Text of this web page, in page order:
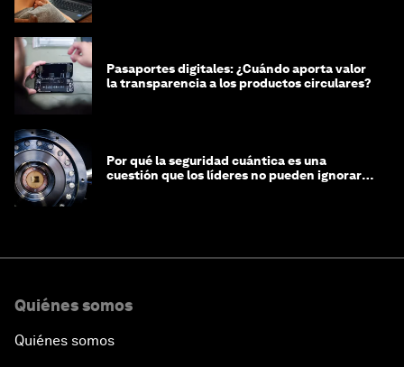
Pasaportes digitales: ¿Cuándo aporta valor
la transparencia a los productos circulares?
Por qué la seguridad cuántica es una
cuestión que los líderes no pueden ignorar
Quiénes somos
Quiénes somos